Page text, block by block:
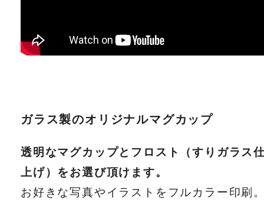
ガラス製のオリジナルマグカップ
透明なマグカップとフロスト（すりガラス
上げ）をお選び頂けます。
お好きな写真やイラストをフルカラー印刷